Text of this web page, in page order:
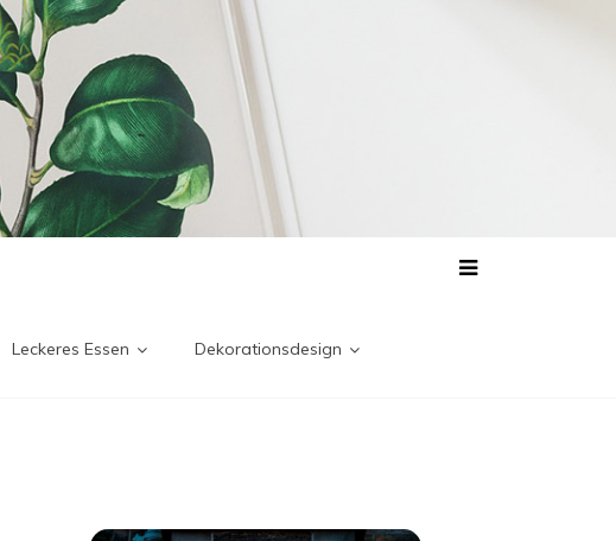
Leckeres Essen Dekorationsdesign